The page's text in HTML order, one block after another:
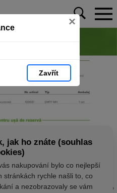
×
Zavřít
jak ho znáte (souhlas
nakupování bylo co nejlepší
stránkách rychle našli to, co
a nezobrazovaly se vám